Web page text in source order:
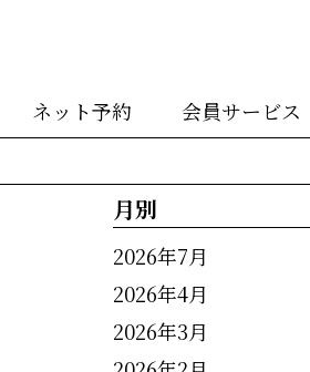
ネット予約 会員サービス
月別
2026年7月
2026年4月
2026年3月